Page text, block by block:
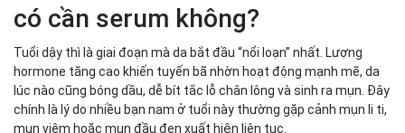
có cần serum không?
Tuổi dậy thì là giai đoạn mà da bắt đầu “nổi loạn” nhất. Lượng
hormone tăng cao khiến tuyến bã nhờn hoạt động mạnh mẽ, da
lúc nào cũng bóng dầu, dễ bít tắc lỗ chân lông và sinh ra mụn. Đây
chính là lý do nhiều bạn nam ở tuổi này thường gặp cảnh mụn li ti,
mụn viêm hoặc mụn đầu đen xuất hiện liên tục.